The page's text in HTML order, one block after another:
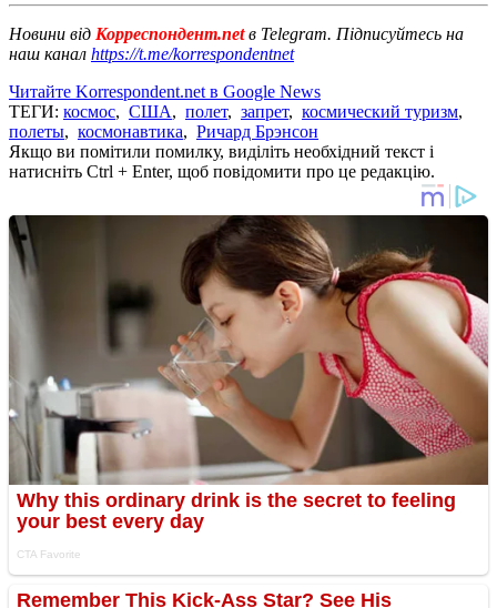
Новини від Корреспондент.netв Telegram. Підписуйтесь на
наш канал https://t.me/korrespondentnet
Читайте Korrespondent.net в Google News
ТЕГИ: космос, США, полет, запрет, космический туризм,
полеты, космонавтика, Ричард Брэнсон
Якщо ви помітили помилку, виділіть необхідний текст і
натисніть Ctrl + Enter, щоб повідомити про це редакцію.